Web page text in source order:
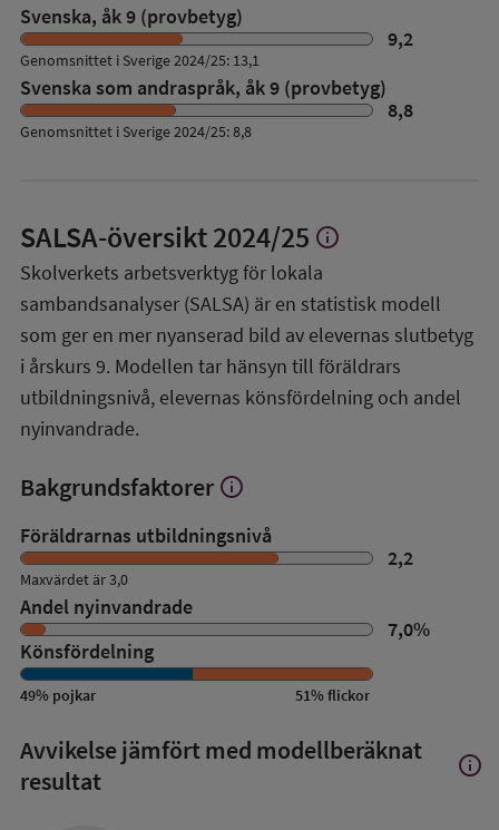
Svenska, åk 9 (provbetyg)
9,2
Genomsnittet i Sverige 2024/25: 13,1
Svenska som andraspråk, åk 9 (provbetyg)
8,8
Genomsnittet i Sverige 2024/25: 8,8
SALSA-översikt2024/25 Visa
om
SALSA-
översikt
info
Skolverkets arbetsverktyg för lokala
sambandsanalyser (SALSA) är en statistisk modell
som ger en mer nyanserad bild av elevernas slutbetyg
i årskurs 9. Modellen tar hänsyn till föräldrars
utbildningsnivå, elevernas könsfördelning och andel
nyinvandrade.
Bakgrundsfaktorer Visa
om
Bakgrundsfaktorer
info
Föräldrarnas utbildningsnivå
2,2
Maxvärdet är 3,0
Andel nyinvandrade
7,0%
Könsfördelning
49% pojkar 51%flickor
Avvikelse jämfört med modellberäknat
resultat
Visa
info